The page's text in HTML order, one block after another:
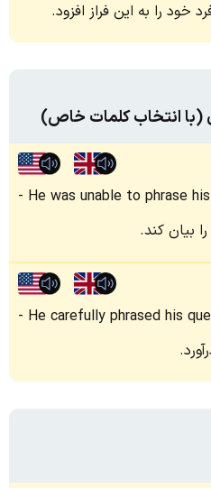
خود را به این فراز افزود.
(با انتخاب کلمات خاص)
He was unable to phrase
بیان کند.
He carefully phrased his